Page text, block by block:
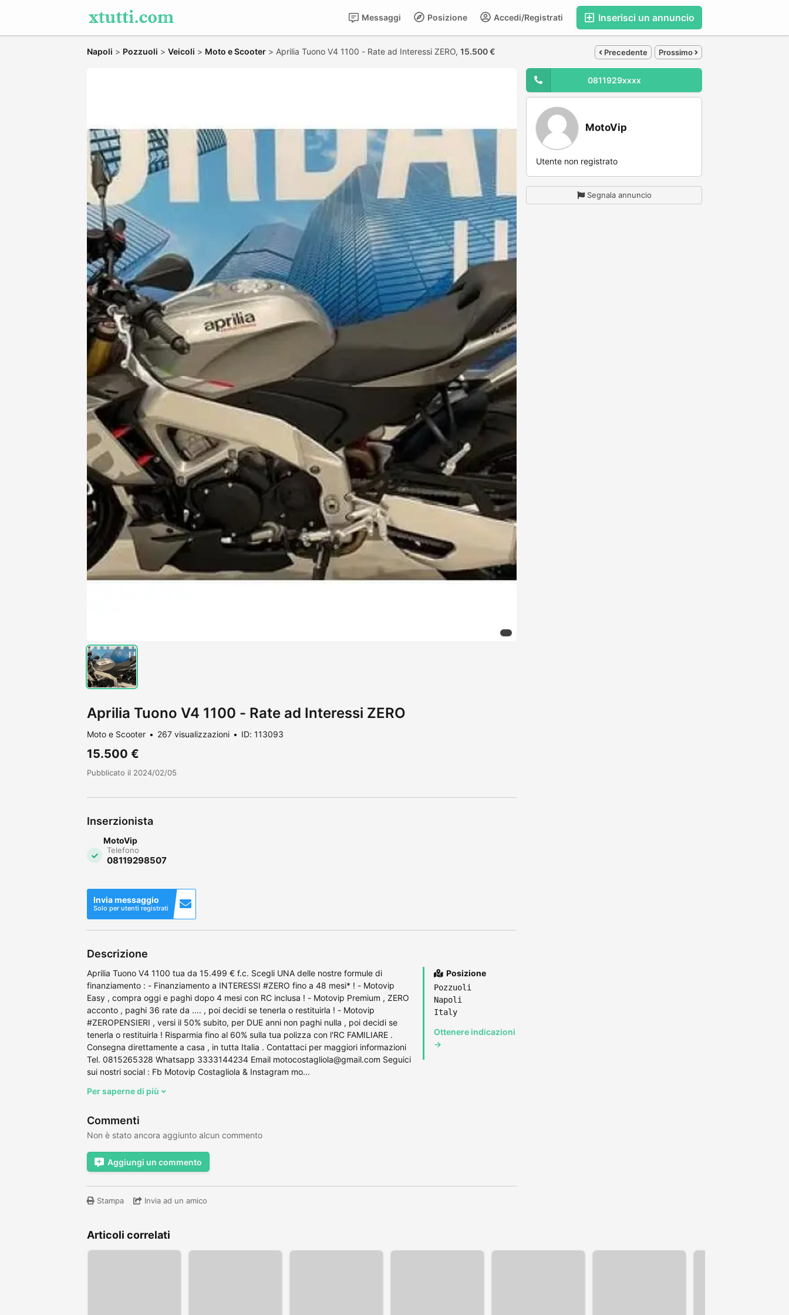
Inserisci un annuncio
Accedi/Registrati
Posizione
Messaggi
Napoli > Pozzuoli > Veicoli > Moto e Scooter > Aprilia Tuono V4 1100 - Rate ad Interessi ZERO, 15.500 € Precedente Prossimo
Aprilia Tuono V4 1100 - Rate ad Interessi ZERO
Moto e Scooter 267 visualizzazioni ID: 113093
15.500 €
Pubblicato il 2024/02/05
Inserzionista
MotoVip
Telefono
08119298507
Invia messaggio
Solo per utenti registrati
Descrizione
Aprilia Tuono V4 1100 tua da 15.499 € f.c. Scegli UNA delle nostre formule di
finanziamento : - Finanziamento a INTERESSI #ZERO fino a 48 mesi* ! - Motovip
Easy , compra oggi e paghi dopo 4 mesi con RC inclusa ! - Motovip Premium , ZERO
acconto , paghi 36 rate da .... , poi decidi se tenerla o restituirla ! - Motovip
#ZEROPENSIERI , versi il 50% subito, per DUE anni non paghi nulla , poi decidi se
tenerla o restituirla ! Risparmia fino al 60% sulla tua polizza con l'RC FAMILIARE .
Consegna direttamente a casa , in tutta Italia . Contattaci per maggiori informazioni
Tel. 0815265328 Whatsapp 3333144234 Email motocostagliola@gmail.com Seguici
sui nostri social : Fb Motovip Costagliola & Instagram mo...
Per saperne di più
Posizione
Pozzuoli
Napoli
Italy
Ottenere indicazioni
→
Commenti
Non è stato ancora aggiunto alcun commento
Aggiungi un commento
Stampa Invia ad un amico
0811929xxxx
MotoVip
Utente non registrato
Segnala annuncio
Articoli correlati